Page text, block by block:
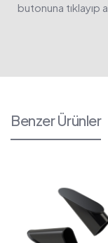
butonuna tıklayıp
Benzer Ürünler